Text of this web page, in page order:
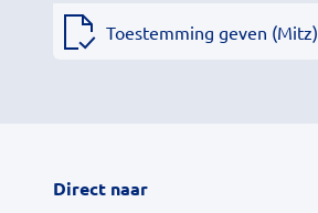
Toestemming geven (Mitz)
Direct naar